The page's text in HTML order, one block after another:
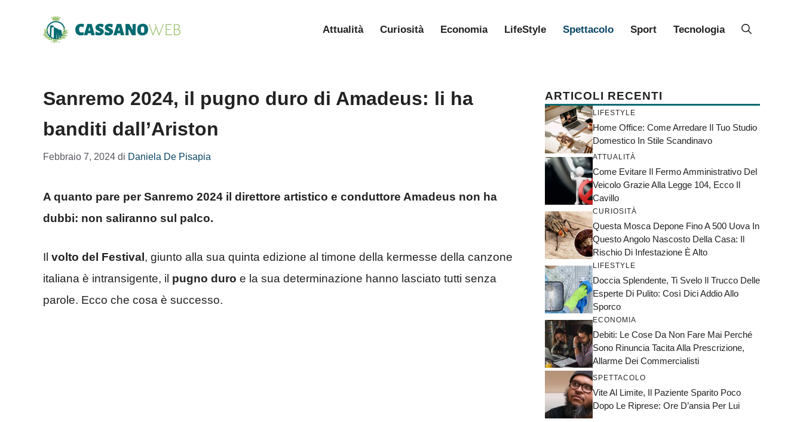
Attualità Curiosità Economia LifeStyle Spettacolo Sport Tecnologia
Sanremo 2024, il pugno duro di Amadeus: li ha
banditi dall’Ariston
Febbraio 7, 2024 di Daniela De Pisapia
A quanto pare per Sanremo 2024 il direttore artistico e conduttore Amadeus non ha
dubbi: non saliranno sul palco.
Il volto del Festival, giunto alla sua quinta edizione al timone della kermesse della canzone
italiana è intransigente, il pugno duro e la sua determinazione hanno lasciato tutti senza
parole. Ecco che cosa è successo.
ARTICOLI RECENTI
LIFESTYLE
Home Office: Come Arredare Il Tuo Studio
Domestico In Stile Scandinavo
ATTUALITÀ
Come Evitare Il Fermo Amministrativo Del
Veicolo Grazie Alla Legge 104, Ecco Il
Cavillo
CURIOSITÀ
Questa Mosca Depone Fino A 500 Uova In
Questo Angolo Nascosto Della Casa: Il
Rischio Di Infestazione È Alto
LIFESTYLE
Doccia Splendente, Ti Svelo Il Trucco Delle
Esperte Di Pulito: Così Dici Addio Allo
Sporco
ECONOMIA
Debiti: Le Cose Da Non Fare Mai Perché
Sono Rinuncia Tacita Alla Prescrizione,
Allarme Dei Commercialisti
SPETTACOLO
Vite Al Limite, Il Paziente Sparito Poco
Dopo Le Riprese: Ore D’ansia Per Lui